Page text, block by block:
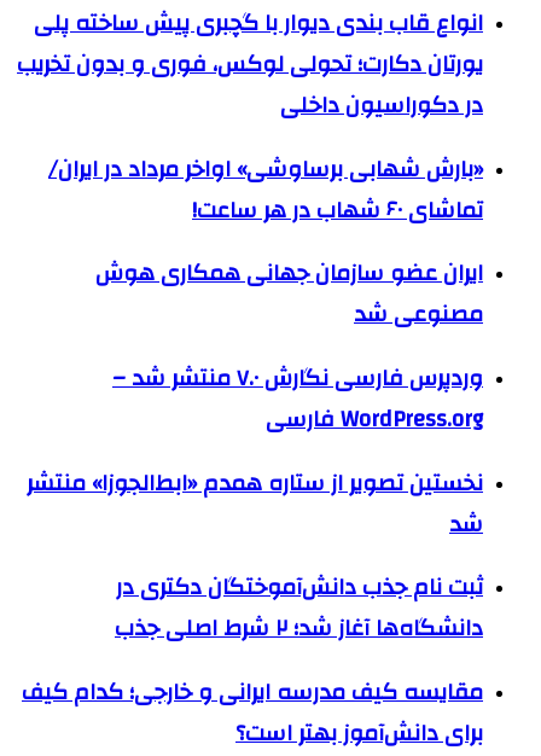
انواع قاب بندی دیوار با گچبری پیش ساخته پلی
یورتان دکارت؛ تحولی لوکس، فوری و بدون تخریب
در دکوراسیون داخلی
«بارش شهابی برساوشی» اواخر مرداد در ایران/
تماشای ۶۰ شهاب در هر ساعت!
ایران عضو سازمان جهانی همکاری هوش
مصنوعی شد
وردپرس فارسی نگارش ۷.۰ منتشر شد –
WordPress.org فارسی
نخستین تصویر از ستاره همدم «ابط‌الجوزا» منتشر
شد
ثبت نام جذب دانش‌آموختگان دکتری در
دانشگاه‌ها آغاز شد؛ ۲ شرط اصلی جذب
مقایسه کیف مدرسه ایرانی و خارجی؛ کدام کیف
برای دانش‌آموز بهتر است؟